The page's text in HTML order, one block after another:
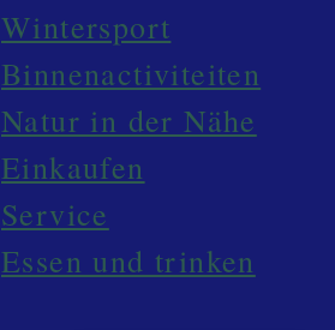
Wintersport
Binnenactiviteiten
Natur in der Nähe
Einkaufen
Service
Essen und trinken